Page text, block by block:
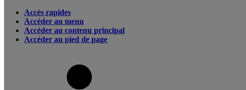
Accès rapides
Accéder au menu
Accéder au contenu principal
Accéder au pied de page